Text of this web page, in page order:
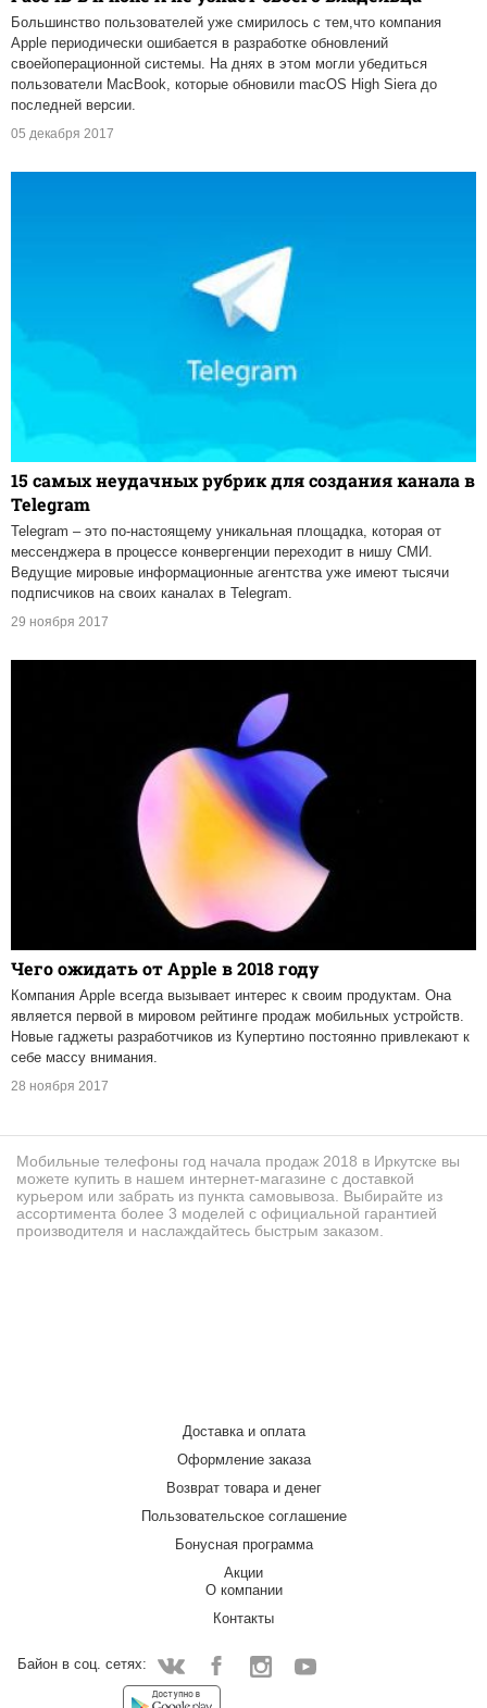
Большинство пользователей уже смирилось с тем,что компания
Apple периодически ошибается в разработке обновлений
своейоперационной системы. На днях в этом могли убедиться
пользователи MacBook, которые обновили macOS High Siera до
последней версии.
05 декабря 2017
15 самых неудачных рубрик для создания канала в
Telegram
Telegram – это по-настоящему уникальная площадка, которая от
мессенджера в процессе конвергенции переходит в нишу СМИ.
Ведущие мировые информационные агентства уже имеют тысячи
подписчиков на своих каналах в Telegram.
29 ноября 2017
Чего ожидать от Apple в 2018 году
Компания Apple всегда вызывает интерес к своим продуктам. Она
является первой в мировом рейтинге продаж мобильных устройств.
Новые гаджеты разработчиков из Купертино постоянно привлекают к
себе массу внимания.
28 ноября 2017
Мобильные телефоны год начала продаж 2018 в Иркутске вы
можете купить в нашем интернет-магазине с доставкой
курьером или забрать из пункта самовывоза. Выбирайте из
ассортимента более 3 моделей с официальной гарантией
производителя и наслаждайтесь быстрым заказом.
Доставка и оплата
Оформление заказа
Возврат товара и денег
Пользовательское соглашение
Бонусная программа
Акции
О компании
Контакты
Байон в соц. сетях:
VkontakteFacebook